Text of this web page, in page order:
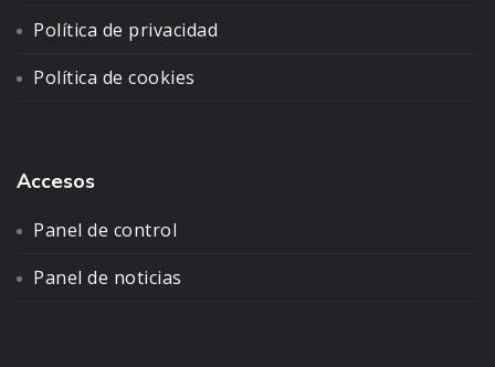
Política de privacidad
Política de cookies
Accesos
Panel de control
Panel de noticias